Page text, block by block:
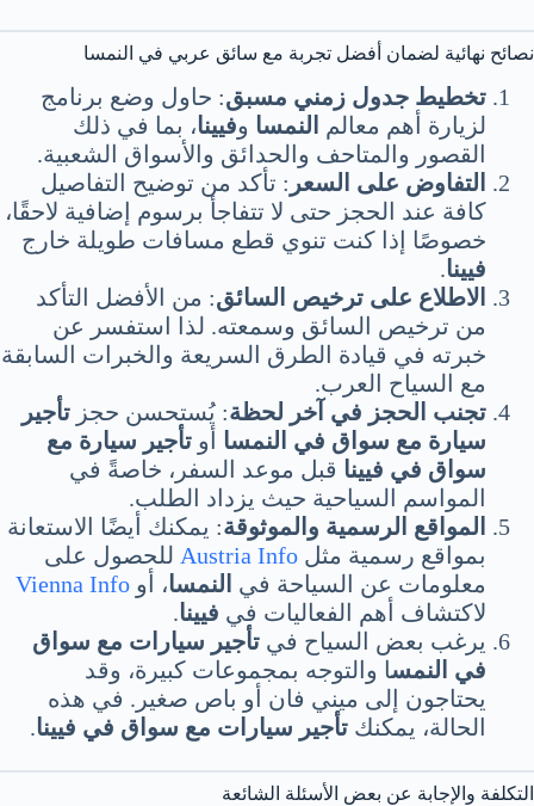
نصائح نهائية لضمان أفضل تجربة مع سائق عربي في النمسا
تخطيط جدول زمني مسبق: حاول وضع برنامج
لزيارة أهم معالم
النمسا وفيينا، بما في ذلك
القصور والمتاحف والحدائق والأسواق الشعبية.
التفاوض على السعر : تأكد من توضيح التفاصيل
كافة عند الحجز حتى لا تتفاجأ برسوم إضافية لاحقًا،
خصوصًا إذا كنت تنوي قطع مسافات طويلة خارج
فيينا.
الاطلاع على ترخيص السائق: من الأفضل التأكد
من ترخيص السائق وسمعته. لذا استفسر عن
خبرته في قيادة الطرق السريعة والخبرات السابقة
مع السياح العرب.
تجنب الحجز في آخر لحظة: يُستحسن حجز تأجير
سيارة مع سواق في النمسا أو تأجير سيارة مع
سواق في فيينا قبل موعد السفر، خاصةً في
المواسم السياحية حيث يزداد الطلب.
المواقع الرسمية والموثوقة: يمكنك أيضًا الاستعانة
بمواقع رسمية مثل Austria Info للحصول على
معلومات عن السياحة في النمسا، أو Vienna Info
لاكتشاف أهم الفعاليات في فيينا.
يرغب بعض السياح في تأجير سيارات مع سواق
في النمسا والتوجه بمجموعات كبيرة، وقد
يحتاجون إلى ميني فان أو باص صغير. في هذه
الحالة، يمكنك تأجير سيارات مع سواق في فيينا.
التكلفة والإجابة عن بعض الأسئلة الشائعة